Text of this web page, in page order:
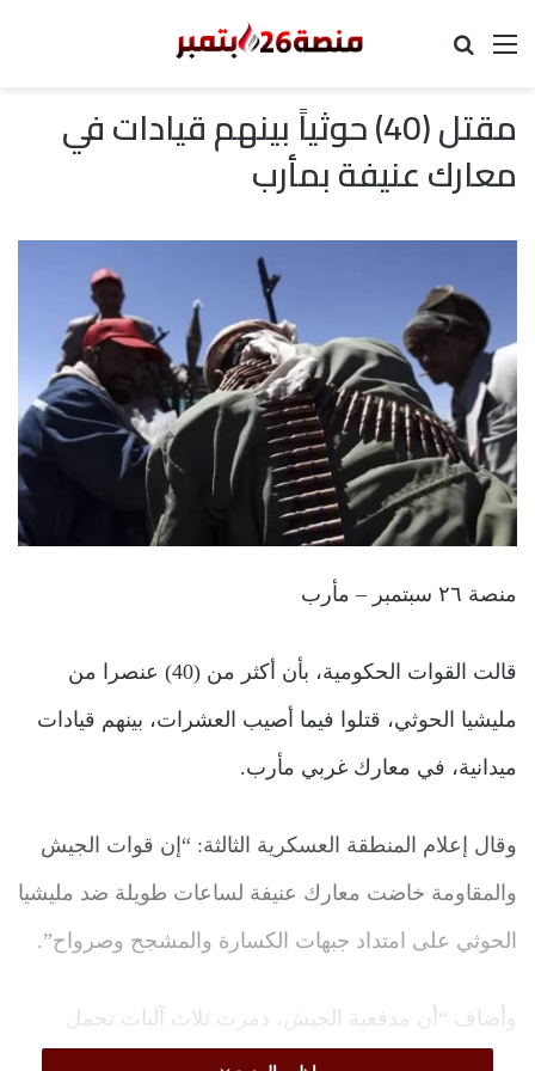
القائمة
مقتل (40) حوثياً بينهم قيادات في
معارك عنيفة بمأرب
منصة ٢٦ سبتمبر – مأرب
قالت القوات الحكومية، بأن أكثر من (40) عنصرا من
مليشيا الحوثي، قتلوا فيما أصيب العشرات، بينهم قيادات
ميدانية، في معارك غربي مأرب.
وقال إعلام المنطقة العسكرية الثالثة: “إن قوات الجيش
والمقاومة خاضت معارك عنيفة لساعات طويلة ضد مليشيا
الحوثي على امتداد جبهات الكسارة والمشجح وصرواح”.
وأضاف “أن مدفعية الجيش، دمرت ثلاث آليات تحمل